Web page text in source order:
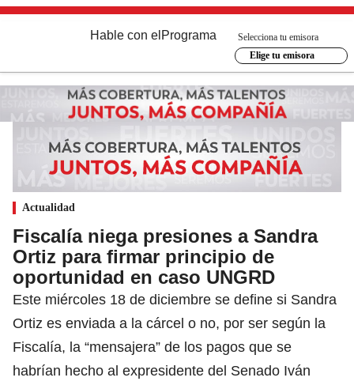
Hable con el Programa
Selecciona tu emisora
Elige tu emisora
Actualidad
Fiscalía niega presiones a Sandra
Ortiz para firmar principio de
oportunidad en caso UNGRD
Este miércoles 18 de diciembre se define si Sandra
Ortiz es enviada a la cárcel o no, por ser según la
Fiscalía, la “mensajera” de los pagos que se
habrían hecho al expresidente del Senado Iván